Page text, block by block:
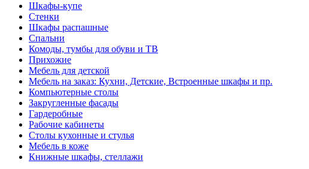
Шкафы-купе
Стенки
Шкафы распашные
Спальни
Комоды, тумбы для обуви и ТВ
Прихожие
Мебель для детской
Мебель на заказ: Кухни, Детские, Встроенные шкафы и пр.
Компьютерные столы
Закругленные фасады
Гардеробные
Рабочие кабинеты
Столы кухонные и стулья
Мебель в коже
Книжные шкафы, стеллажи